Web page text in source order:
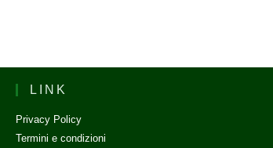
LINK
Privacy Policy
Termini e condizioni